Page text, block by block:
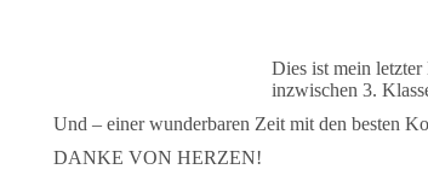
Dies ist mein
inzwischen 3.
Und – einer wunderbaren Zeit mit den besten
DANKE VON HERZEN!